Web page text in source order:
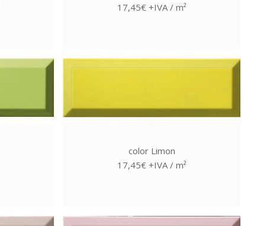
17,45€ +IVA / m²
color Limon
17,45€ +IVA / m²